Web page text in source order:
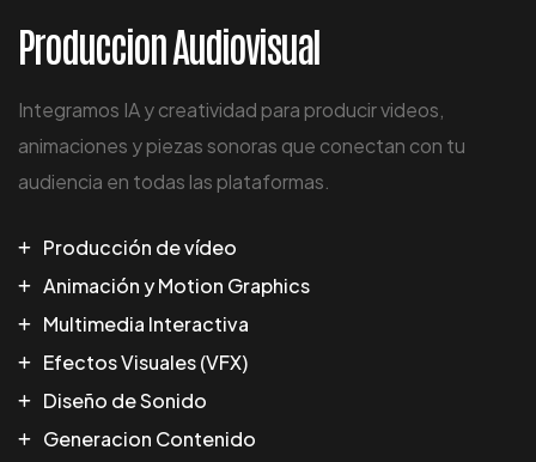
Produccion Audiovisual
Integramos IA y creatividad para producir videos,
animaciones y piezas sonoras que conectan con tu
audiencia en todas las plataformas.
Producción de vídeo
Animación y Motion Graphics
Multimedia Interactiva
Efectos Visuales (VFX)
Diseño de Sonido
Generacion Contenido